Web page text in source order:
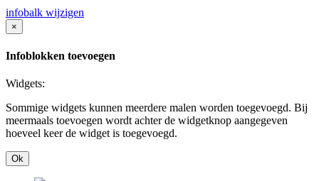
infobalk wijzigen
×
Infoblokken toevoegen
Widgets:
Sommige widgets kunnen meerdere malen worden toegevoegd. Bij
meermaals toevoegen wordt achter de widgetknop aangegeven
hoeveel keer de widget is toegevoegd.
Ok